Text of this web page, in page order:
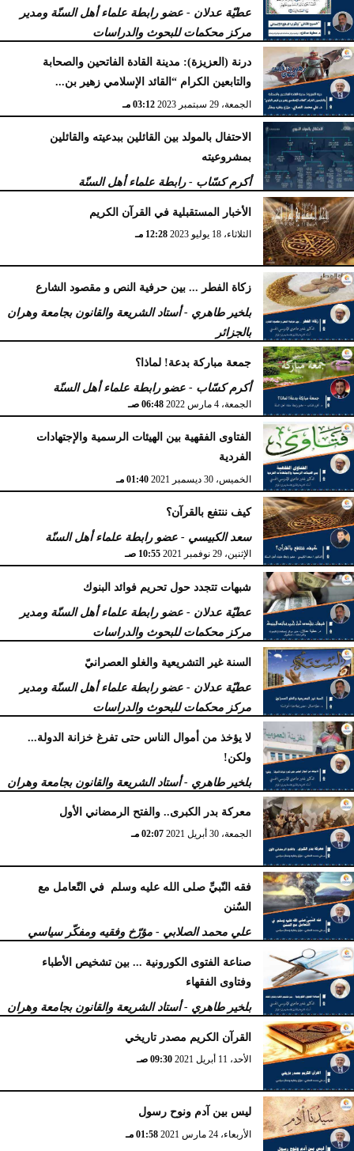
عطيّة عدلان - عضو رابطة علماء أهل السنّة ومدير
مركز محكمات للبحوث والدراسات
الجمعة، 29 سبتمبر 2023
درنة (العزيزة): مدينة القادة الفاتحين والصحابة
والتابعين الكرام “القائد الإسلامي زهير بن...
الجمعة، 29 سبتمبر 2023 03:12 مـ
الاحتفال بالمولد بين القائلين ببدعيته والقائلين
بمشروعيته
أكرم كسّاب - رابطة علماء أهل السنّة
الأربعاء، 27 سبتمبر 2023
الأخبار المستقبلية في القرآن الكريم
الثلاثاء، 18 يوليو 2023 12:28 مـ
زكاة الفطر ... بين حرفية النص و مقصود الشارع
بلخير طاهري - أستاد الشريعة والقانون بجامعة وهران
بالجزائر
السبت، 16 أبريل 2022 12:55 مـ
جمعة مباركة بدعة! لماذا؟
أكرم كسّاب - عضو رابطة علماء أهل السنّة
الجمعة، 4 مارس 2022 06:48 صـ
الفتاوى الفقهية بين الهيئات الرسمية والإجتهادات
الفردية
الخميس، 30 ديسمبر 2021 01:40 مـ
كيف ننتفع بالقرآن؟
سعد الكبيسي - عضو رابطة علماء أهل السنّة
الإثنين، 29 نوفمبر 2021 10:55 صـ
شبهات تتجدد حول تحريم فوائد البنوك
عطيّة عدلان - عضو رابطة علماء أهل السنّة ومدير
مركز محكمات للبحوث والدراسات
الجمعة، 15 أكتوبر 2021
السنة غير التشريعية والغلو العصرانيّ
عطيّة عدلان - عضو رابطة علماء أهل السنّة ومدير
مركز محكمات للبحوث والدراسات
الأربعاء، 1 سبتمبر 2021
لا يؤخذ من أموال الناس حتى تفرغ خزانة الدولة...
ولكن!
بلخير طاهري - أستاد الشريعة والقانون بجامعة وهران
بالجزائر
الثلاثاء، 3 أغسطس 2021 03:35 مـ
معركة بدر الكبرى.. والفتح الرمضاني الأول
الجمعة، 30 أبريل 2021 02:07 مـ
فقه النّبيِّ صلى الله عليه وسلم في التّعامل مع
السٌنن
علي محمد الصلابي - مؤرّخ وفقيه ومفكّر سياسي
الخميس، 29 أبريل 2021
صناعة الفتوى الكورونیة ... بین تشخیص الأطباء
وفتاوى الفقھاء
بلخير طاهري - أستاد الشريعة والقانون بجامعة وهران
بالجزائر
الإثنين، 26 أبريل 2021 11:51 صـ
القرآن الكريم مصدر تاريخي
الأحد، 11 أبريل 2021 09:30 صـ
ليس بين آدم ونوح رسول
الأربعاء، 24 مارس 2021 01:58 مـ